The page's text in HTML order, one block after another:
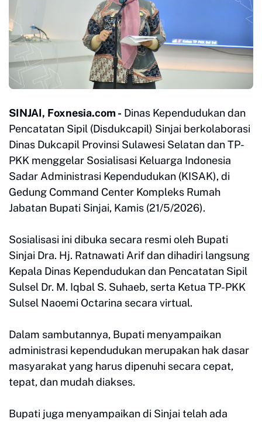
SINJAI, Foxnesia.com - Dinas Kependudukan dan
Pencatatan Sipil (Disdukcapil) Sinjai berkolaborasi
Dinas Dukcapil Provinsi Sulawesi Selatan dan TP-
PKK menggelar Sosialisasi Keluarga Indonesia
Sadar Administrasi Kependudukan (KISAK), di
Gedung Command Center Kompleks Rumah
Jabatan Bupati Sinjai, Kamis (21/5/2026).
Sosialisasi ini dibuka secara resmi oleh Bupati
Sinjai Dra. Hj. Ratnawati Arif dan dihadiri langsung
Kepala Dinas Kependudukan dan Pencatatan Sipil
Sulsel Dr. M. Iqbal S. Suhaeb, serta Ketua TP-PKK
Sulsel Naoemi Octarina secara virtual.
Dalam sambutannya, Bupati menyampaikan
administrasi kependudukan merupakan hak dasar
masyarakat yang harus dipenuhi secara cepat,
tepat, dan mudah diakses.
Bupati juga menyampaikan di Sinjai telah ada